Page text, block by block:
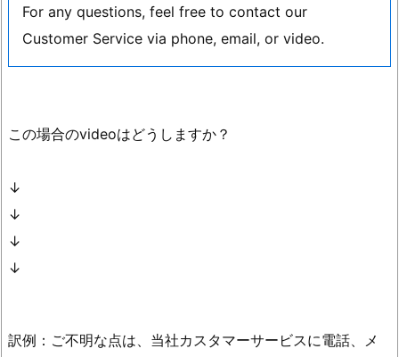
For any questions, feel free to contact our
Customer Service via phone, email, or video.
この場合のvideoはどうしますか？
↓
↓
↓
↓
訳例：ご不明な点は、当社カスタマーサービスに電話、メ